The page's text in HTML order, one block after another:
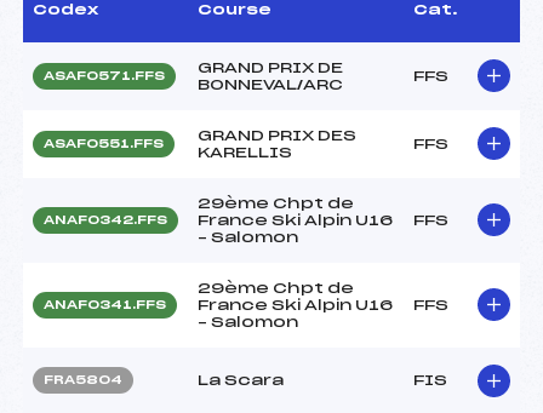
Codex Course Cat.
ASAF0571.FFS
GRAND PRIX DE
BONNEVAL/ARC
FFS
ASAF0551.FFS
GRAND PRIX DES
KARELLIS
FFS
ANAF0342.FFS
29ème Chpt de
France Ski Alpin U16
– Salomon
FFS
ANAF0341.FFS
29ème Chpt de
France Ski Alpin U16
– Salomon
FFS
FRA5804 La Scara FIS